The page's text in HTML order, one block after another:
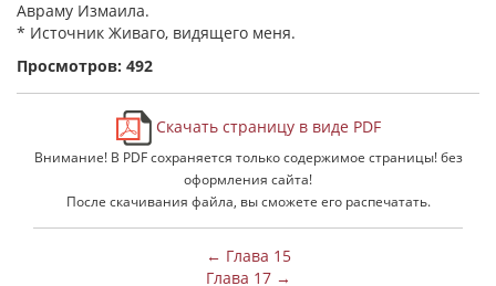
Авраму Измаила.
* Источник Живаго, видящего меня.
Просмотров: 492
Скачать страницу в виде PDF
Внимание! В PDF сохраняется только содержимое страницы! без
оформления сайта!
После скачивания файла, вы сможете его распечатать.
← Глава 15
Глава 17 →